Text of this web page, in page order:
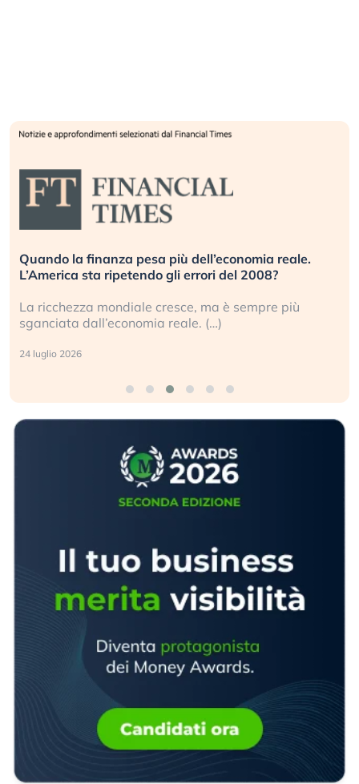
Quando la finanza pesa più dell’economia reale.
L’America sta ripetendo gli errori del 2008?
La ricchezza mondiale cresce, ma è sempre più
sganciata dall’economia reale. (…)
24 luglio 2026